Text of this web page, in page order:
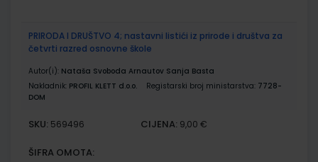
PRIRODA I DRUŠTVO 4; nastavni listići iz prirode i društva za
četvrti razred osnovne škole
Autor(i): Nataša Svoboda Arnautov Sanja Basta
Nakladnik: PROFIL KLETT d.o.o. Registarski broj ministarstva: 7728-
DOM
SKU: 569496 CIJENA: 9,00 €
ŠIFRA OMOTA: